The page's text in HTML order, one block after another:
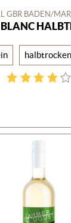
GBR BADEN/
halbtrocken